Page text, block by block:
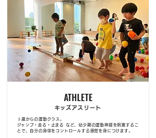
ATHLETE
​キッズアスリート
３歳からの運動クラス。
​ジャンプ・走る・止まる など、幼少期の運動神経を刺激するこ
とで、自分の身体をコントロールする感覚を身につけます。